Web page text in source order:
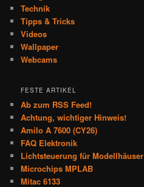
Technik
Tipps & Tricks
Videos
Wallpaper
Webcams
FESTE ARTIKEL
Ab zum RSS Feed!
Achtung, wichtiger Hinweis!
Amilo A 7600 (CY26)
FAQ Elektronik
Lichtsteuerung für Modellhäuser
Microchips MPLAB
Mitac 6133